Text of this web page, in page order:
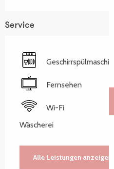
Service
Geschirrspülmaschine
Fernsehen
Wi-Fi
Wäscherei
Alle Leistungen anzeigen